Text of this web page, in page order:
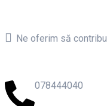
Ne oferim să
078444040